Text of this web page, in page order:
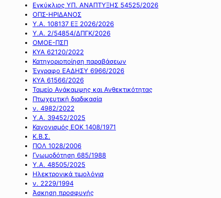
Εγκύκλιος ΥΠ. ΑΝΑΠΤΥΞΗΣ 54525/2026
ΟΠΣ-ΗΡΙΔΑΝΟΣ
Υ.Α. 108137 ΕΞ 2026/2026
Υ.Α. 2/54854/ΔΠΓΚ/2026
ΟΜΟΕ-ΠΣΠ
ΚΥΑ 62120/2022
Κατηγοριοποίηση παραβάσεων
Έγγραφο ΕΑΔΗΣΥ 6966/2026
ΚΥΑ 61566/2026
Ταμείο Ανάκαμψης και Ανθεκτικότητας
Πτωχευτική διαδικασία
ν. 4982/2022
Υ.Α. 39452/2025
Κανονισμός ΕΟΚ 1408/1971
Κ.Β.Σ.
ΠΟΛ 1028/2006
Γνωμοδότηση 685/1988
Υ.Α. 48505/2025
Ηλεκτρονικά τιμολόγια
ν. 2229/1994
Άσκηση προσφυγής